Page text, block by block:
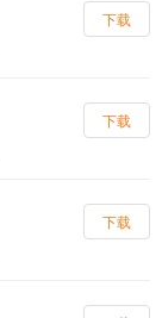
下载
下载
下载